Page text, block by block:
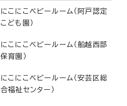
にこにこベビールーム（阿戸認定
こども園）
にこにこベビールーム（船越西部
保育園）
にこにこベビールーム（安芸区総
合福祉センター）